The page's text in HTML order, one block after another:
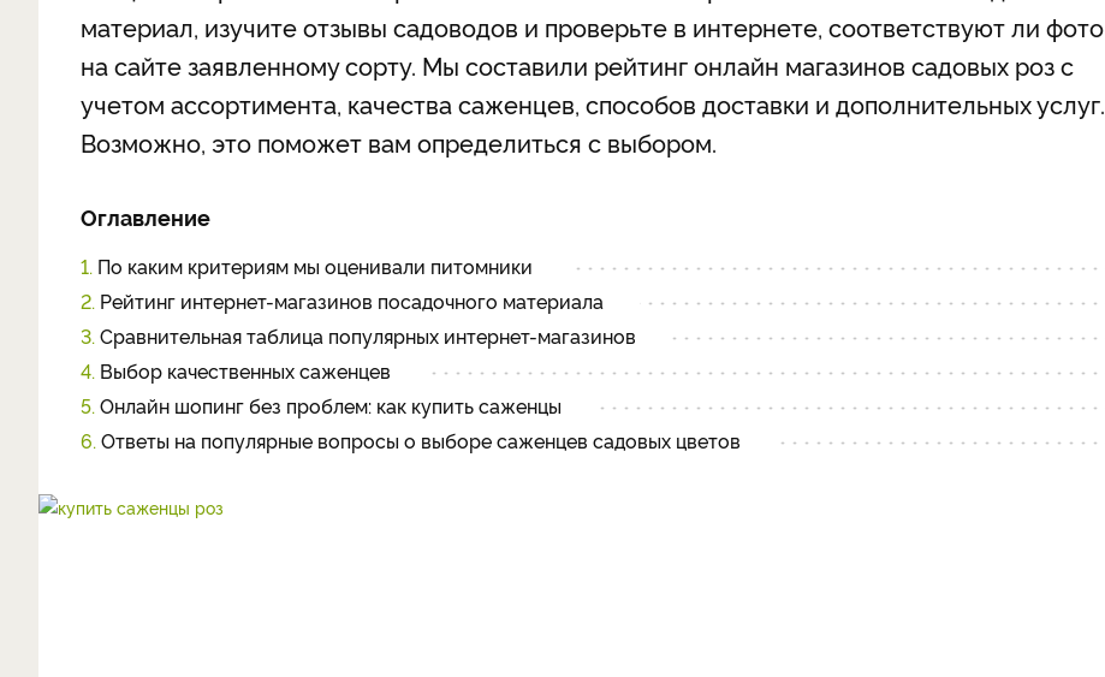
материал, изучите отзывы садоводов и проверьте в интернете, соответствуют ли фото
на сайте заявленному сорту. Мы составили рейтинг онлайн магазинов садовых роз с
учетом ассортимента, качества саженцев, способов доставки и дополнительных услуг.
Возможно, это поможет вам определиться с выбором.
Оглавление
1. По каким критериям мы оценивали питомники
2. Рейтинг интернет-магазинов посадочного материала
3. Сравнительная таблица популярных интернет-магазинов
4. Выбор качественных саженцев
5. Онлайн шопинг без проблем: как купить саженцы
6. Ответы на популярные вопросы о выборе саженцев садовых цветов